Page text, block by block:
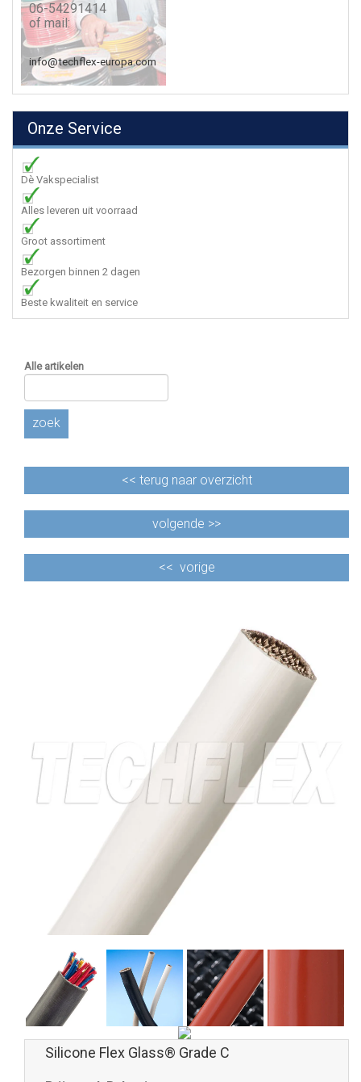
06-54291414
of mail:
info@techflex-europa.com
Onze Service
Dè Vakspecialist
Alles leveren uit voorraad
Groot assortiment
Bezorgen binnen 2 dagen
Beste kwaliteit en service
Alle artikelen
zoek
<< terug naar overzicht
volgende >>
<< vorige
Silicone Flex Glass® Grade C